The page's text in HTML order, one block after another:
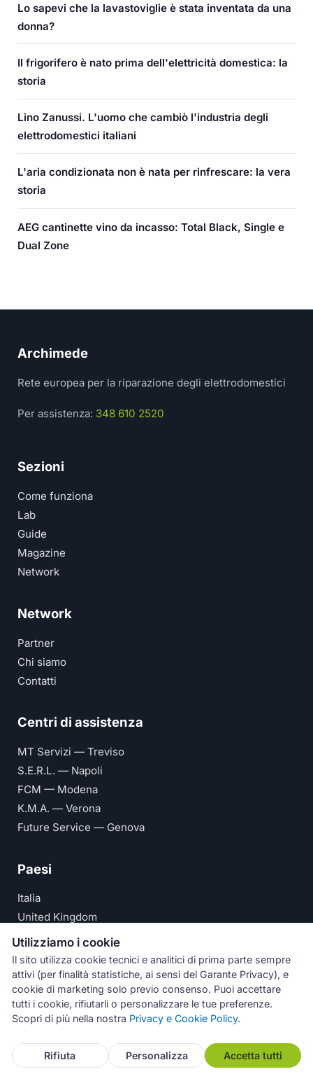
Lo sapevi che la lavastoviglie è stata inventata da una
donna?
Il frigorifero è nato prima dell'elettricità domestica: la
storia
Lino Zanussi. L'uomo che cambiò l'industria degli
elettrodomestici italiani
L'aria condizionata non è nata per rinfrescare: la vera
storia
AEG cantinette vino da incasso: Total Black, Single e
Dual Zone
Archimede
Rete europea per la riparazione degli elettrodomestici
Per assistenza: 348 610 2520
Sezioni
Come funziona
Lab
Guide
Magazine
Network
Network
Partner
Chi siamo
Contatti
Centri di assistenza
MT Servizi — Treviso
S.E.R.L. — Napoli
FCM — Modena
K.M.A. — Verona
Future Service — Genova
Paesi
Italia
United Kingdom
Deutschland
España
© Numeri Primi Srl — P.IVA IT11621120960 ·Privacy e
Cookie Policy
Utilizziamo i cookie
Il sito utilizza cookie tecnici e analitici di prima parte sempre
attivi (per finalità statistiche, ai sensi del Garante Privacy), e
cookie di marketing solo previo consenso. Puoi accettare
tutti i cookie, rifiutarli o personalizzare le tue preferenze.
Scopri di più nella nostra Privacy e Cookie Policy.
Rifiuta Personalizza Accetta tutti